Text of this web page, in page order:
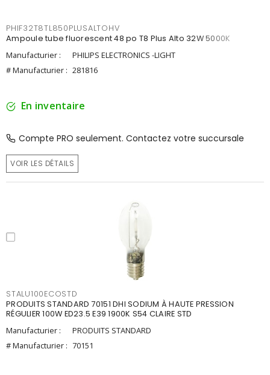
PHIF32T8TL850PLUSALTOHV
Ampoule tube fluorescent 48 po T8 Plus Alto 32W 5000K
Manufacturier :
PHILIPS ELECTRONICS -LIGHT
# Manufacturier : 281816
En inventaire
Compte PRO seulement. Contactez votre succursale
VOIR LES DÉTAILS
STALU100ECOSTD
PRODUITS STANDARD 70151 DHI SODIUM À HAUTE PRESSION
RÉGULIER 100W ED23.5 E39 1900K S54 CLAIRE STD
Manufacturier :
PRODUITS STANDARD
# Manufacturier : 70151